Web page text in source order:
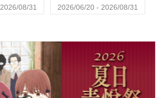
能親身且引人入勝的非凡經歷，包括她在療
故事，及身為科學家和療癒師雙重身分的糾
她的指導靈黑元所傳訊的重要啟示詩篇；最
提問，鼓勵讀者深入探索、使用該章節所提
08/31 2026/06/20 - 2026/08/31